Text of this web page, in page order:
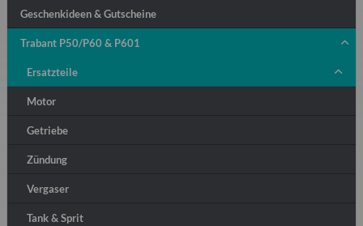
Geschenkideen & Gutscheine
Trabant P50/P60 & P601
Ersatzteile
Motor
Getriebe
Zündung
Vergaser
Tank & Sprit